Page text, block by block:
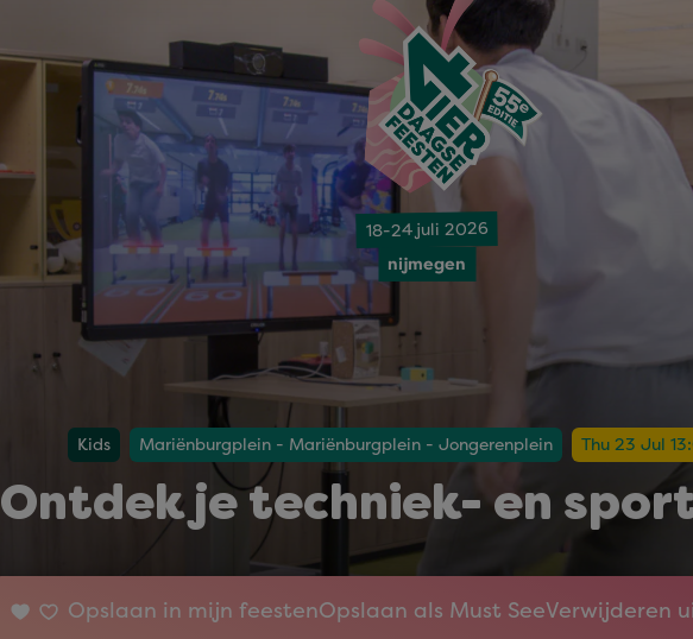
18-24 juli 2026
nijmegen
Kids Mariënburgplein - Mariënburgplein - Jongerenplein Thu 23 Jul
Ontdek je techniek- en
Opslaan in mijn feestenOpslaan als Must SeeVerwijderen